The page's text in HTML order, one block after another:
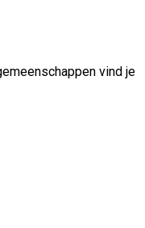
vind je